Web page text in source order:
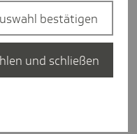
ist es zum
nicht auf
Ein
bestätigen
und schließen